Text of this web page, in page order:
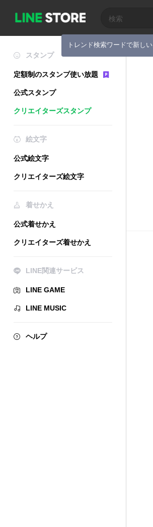
トレンド検索ワードで新し
スタンプ
定額制のスタンプ使い放題
公式スタンプ
クリエイターズスタンプ
絵文字
公式絵文字
クリエイターズ絵文字
着せかえ
公式着せかえ
クリエイターズ着せかえ
LINE関連サービス
LINE GAME
LINE MUSIC
ヘルプ